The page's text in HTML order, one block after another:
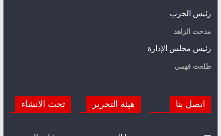
رئيس الحزب
مدحت الزاهد
رئيس مجلس الإدارة
طلعت فهمي
اتصل بنا هيئة التحرير تحت الانشاء